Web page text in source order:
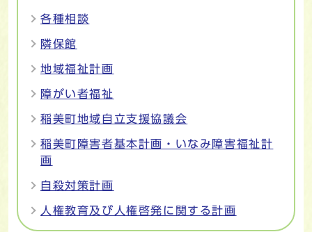
各種相談
隣保館
地域福祉計画
障がい者福祉
稲美町地域自立支援協議会
稲美町障害者基本計画・いなみ障害福祉計
画
自殺対策計画
人権教育及び人権啓発に関する計画